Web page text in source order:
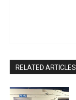
RELATED ARTICLES